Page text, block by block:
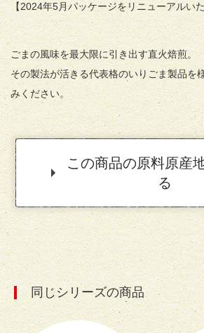
【2024年5月パッケージをリニューアルい
ごまの風味を最大限に引き出す直火焙煎。
その製法が活きる代表格のいりごま製品を
みください。
この商品の原料原産
る
同じシリーズの商品